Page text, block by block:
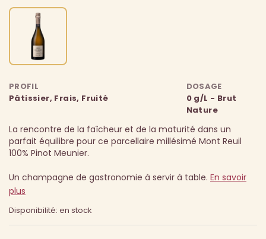
PROFIL
Pâtissier, Frais, Fruité
DOSAGE
0 g/L - Brut
Nature
La rencontre de la faîcheur et de la maturité dans un
parfait équilibre pour ce parcellaire millésimé Mont Reuil
100% Pinot Meunier.
Un champagne de gastronomie à servir à table. En savoir
plus
Disponibilité: en stock